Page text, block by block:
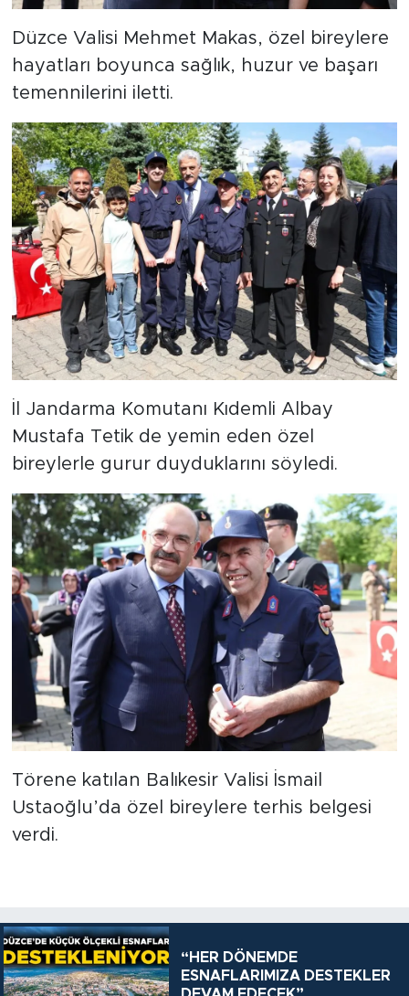
Düzce Valisi Mehmet Makas, özel bireylere
hayatları boyunca sağlık, huzur ve başarı
temennilerini iletti.
İl Jandarma Komutanı Kıdemli Albay
Mustafa Tetik de yemin eden özel
bireylerle gurur duyduklarını söyledi.
Törene katılan Balıkesir Valisi İsmail
Ustaoğlu’da özel bireylere terhis belgesi
verdi.
“HER DÖNEMDE
ESNAFLARIMIZA DESTEKLER